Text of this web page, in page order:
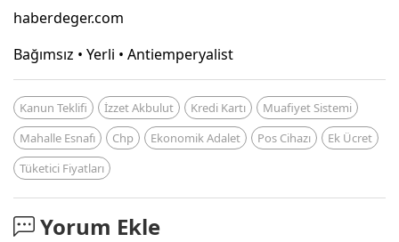
haberdeger.com
Bağımsız • Yerli • Antiemperyalist
Kanun Teklifi İzzet Akbulut Kredi Kartı
Muafiyet Sistemi
Mahalle Esnafı
Chp Ekonomik Adalet Pos Cihazı
Ek Ücret
Tüketici Fiyatları
Yorum Ekle